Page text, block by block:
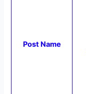
Post Name